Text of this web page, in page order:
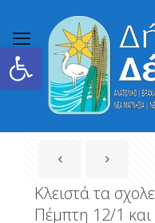
Ανοίξτε τη γραμμή εργαλείων
Κλειστά τα
Πέμπτη 12/1